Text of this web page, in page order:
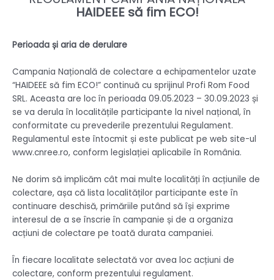
HAIDEEE să fim ECO!
Perioada și aria de derulare
Campania Națională de colectare a echipamentelor uzate
“HAIDEEE să fim ECO!” continuă cu sprijinul Profi Rom Food
SRL. Aceasta are loc în perioada 09.05.2023 – 30.09.2023 și
se va derula în localitățile participante la nivel național, în
conformitate cu prevederile prezentului Regulament.
Regulamentul este întocmit și este publicat pe web site-ul
www.cnree.ro, conform legislației aplicabile în România.
Ne dorim să implicăm cât mai multe localități în acțiunile de
colectare, așa că lista localităților participante este în
continuare deschisă, primăriile putând să își exprime
interesul de a se înscrie în campanie și de a organiza
acțiuni de colectare pe toată durata campaniei.
În fiecare localitate selectată vor avea loc acțiuni de
colectare, conform prezentului regulament.